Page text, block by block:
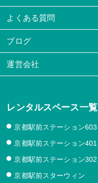
よくある質問
ブログ
運営会社
レンタルスペース一覧
京都駅前ステーション603
京都駅前ステーション401
京都駅前ステーション302
京都駅前スターウィン